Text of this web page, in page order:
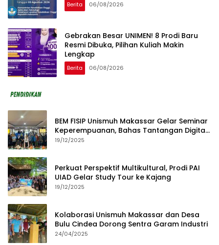
Berita 06/08/2026
Gebrakan Besar UNIMEN! 8 Prodi Baru
Resmi Dibuka, Pilihan Kuliah Makin
Lengkap
Berita 06/08/2026
BEM FISIP Unismuh Makassar Gelar Seminar
Keperempuanan, Bahas Tantangan Digital
dan Budaya Lokal
19/12/2025
Perkuat Perspektif Multikultural, Prodi PAI
UIAD Gelar Study Tour ke Kajang
19/12/2025
Kolaborasi Unismuh Makassar dan Desa
Bulu Cindea Dorong Sentra Garam Industri
24/04/2025